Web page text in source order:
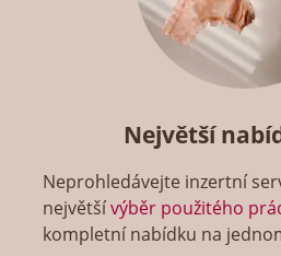
Největší
Neprohledávejte inzertní
největšívýběr použitého
kompletní nabídku na